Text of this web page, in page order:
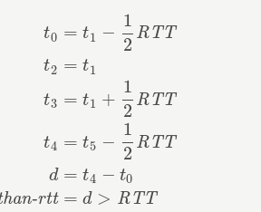
t0
t2
t3
t4
d
rtt
= t1 −
1
2
RTT
= t1
= t1 +
1
2
RTT
= t5 −
1
2
RTT
= t4 − t0
= d > RTT
=t1 = t1 +1 2RTT t4=